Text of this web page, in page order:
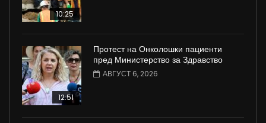
10:25
12:51
Протест на Онколошки пациенти
пред Министерство за Здравство
АВГУСТ 6, 2026